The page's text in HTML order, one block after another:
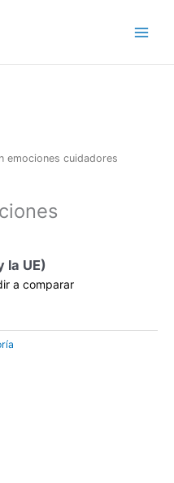
emociones cuidadores
la UE)
a comparar